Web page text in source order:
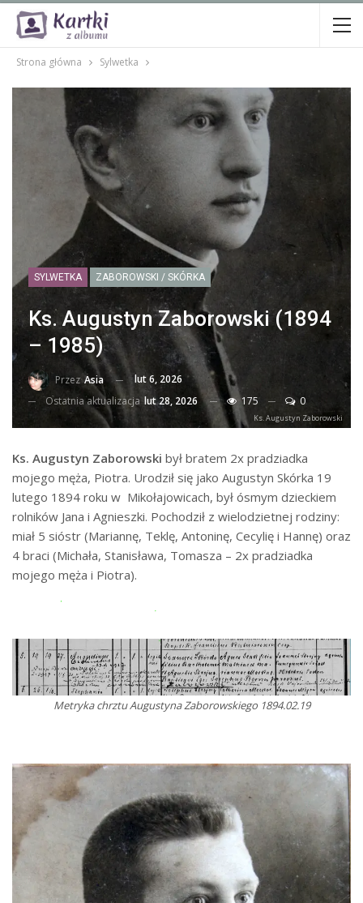
Strona główna Sylwetka
SYLWETKA ZABOROWSKI / SKÓRKA
Ks. Augustyn Zaborowski (1894
– 1985)
Przez Asia
lut 6, 2026
Ostatnia aktualizacja lut 28, 2026 175 0
Ks. Augustyn Zaborowski
Ks. Augustyn Zaborowski był bratem 2x pradziadka
mojego męża, Piotra. Urodził się jako Augustyn Skórka 19
lutego 1894 roku w Mikołajowicach, był ósmym dzieckiem
rolników Jana i Agnieszki. Pochodził z wielodzietnej rodziny:
miał 5 sióstr (Mariannę, Teklę, Antoninę, Cecylię i Hannę) oraz
4 braci (Michała, Stanisława, Tomasza – 2x pradziadka
mojego męża i Piotra).
Metryka chrztu Augustyna Zaborowskiego 1894.02.19